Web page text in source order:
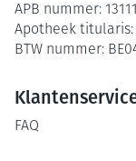
APB nummer:
Apotheek titularis:
BTW nummer:
FAQ